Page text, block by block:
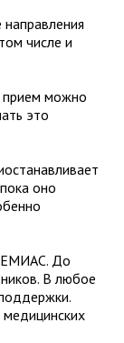
числе и
прием можно
это
оно
ЕМИАС. До
В любое